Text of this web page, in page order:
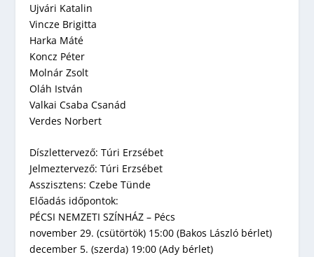
Ujvári Katalin
Vincze Brigitta
Harka Máté
Koncz Péter
Molnár Zsolt
Oláh István
Valkai Csaba Csanád
Verdes Norbert
Díszlettervező: Túri Erzsébet
Jelmeztervező: Túri Erzsébet
Asszisztens: Czebe Tünde
Előadás időpontok:
PÉCSI NEMZETI SZÍNHÁZ – Pécs
november 29. (csütörtök) 15:00 (Bakos László bérlet)
december 5. (szerda) 19:00 (Ady bérlet)